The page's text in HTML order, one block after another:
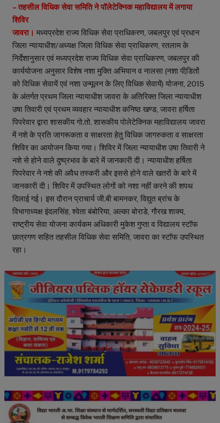
– तहसील विधिक सेवा समिति ने पॉलेटेक्निक महाविद्यालय में लगाया
शिविर
जावरा। मध्यप्रदेश राज्य विधिक सेवा प्राधिकरण, जबलपुर एवं प्रधान
जिला न्यायाधीश/अध्यक्ष जिला विधिक सेवा प्राधिकरण, रतलाम के
निर्देशानुसार एवं मध्यप्रदेश राज्य विधिक सेवा प्राधिकरण, जबलपुर की
कार्ययोजना अनुसार विशेष नशा मुक्ति अभियान व नालसा (नशा पीडि़तों
को विधिक सेवायें एवं नशा उन्मूलन के लिए विधिक सेवायें) योजना, 2015
के अंतर्गत प्रथम जिला न्यायाधीश जावरा के अतिरिक्त जिला न्यायाधीश
उषा तिवारी एवं प्रथम व्यवहार न्यायाधीश कनिष्ठ खण्ड, जावरा हर्षिता
पिपरेवार द्वारा शासकीय गो.तो. शासकीय पोलेटेक्निक महाविद्यालय जावरा
में नशे के प्रति जागरूकता व साक्षरता हेतु विधिक जागरुकता व साक्षरता
शिविर का आयोजन किया गया। शिविर में जिला न्यायाधीश उषा तिवारी ने
नशे से होने वाले दुष्प्रभाव के बारे में जानकारी दी। न्यायाधीश हर्षिता
पिपरेवार ने नशे की अवैध तस्करी और इससे होने वाले खतरों के बारे में
जानकारी दी। शिविर में उपस्थित लोगों को नशा नहीं करने की शपथ
दिलाई गई। इस दौरान प्राचार्य जी.बी बामनकर, विद्युत ब्रांच के
विभागाध्यक्ष इंदलसिंह, श्वेता बंबोरिया, अल्का बोराडे, गौरख शाक्य,
राष्ट्रीय सेवा योजना कार्यकम अधिकारी मुकेश गुप्ता व विद्यालय स्टॉफ
छात्रगण सहित तहसील विधिक सेवा समिति, जावरा का स्टॉफ उपस्थित
रहा।